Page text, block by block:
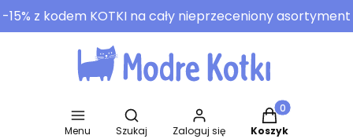
-15% z kodem KOTKI na cały nieprzeceniony asortyment
Menu
Otwórz wyszukiwarkę
Szukaj Zaloguj się
Produkty w
Koszyk